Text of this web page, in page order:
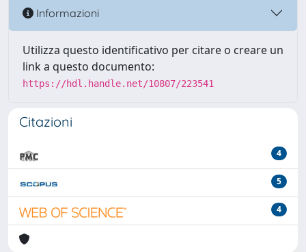
Informazioni
Utilizza questo identificativo per citare o creare un
link a questo documento:
https://hdl.handle.net/10807/223541
Citazioni
4
5
4